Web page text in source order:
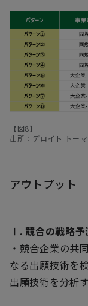
【図8】
出所：デロイト トー
アウトプット
Ⅰ. 競合の戦略予
・競合企業の共
なる出願技術を
出願技術を分析